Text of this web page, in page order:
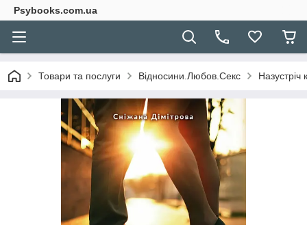
Psybooks.com.ua
Товари та послуги Відносини.Любов.Секс